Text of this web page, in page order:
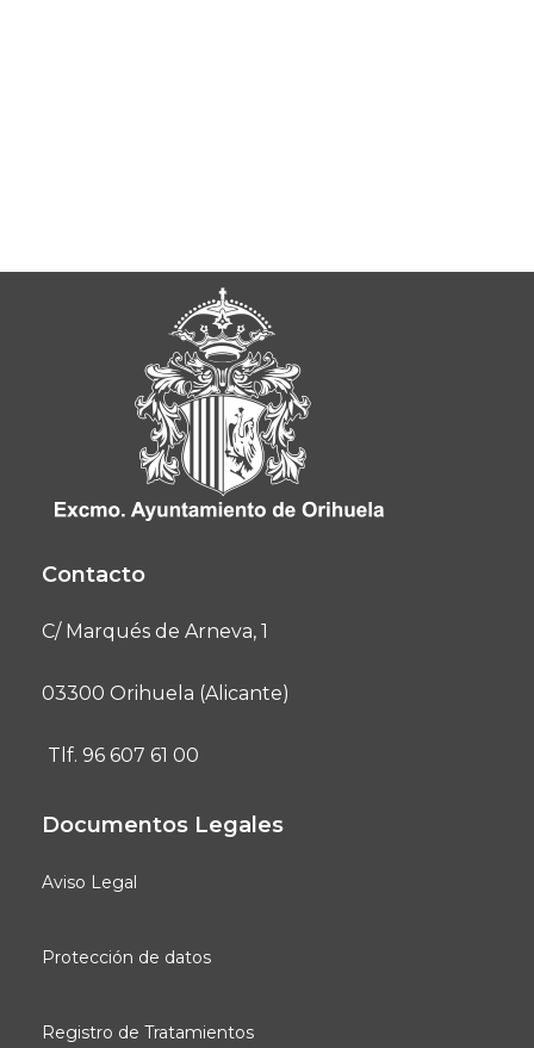
Contacto
C/ Marqués de Arneva, 1
03300 Orihuela (Alicante)
Tlf. 96 607 61 00
Documentos Legales
Aviso Legal
Protección de datos
Registro de Tratamientos